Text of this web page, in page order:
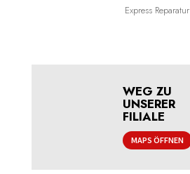
Express Reparatur
WEG ZU
UNSERER
FILIALE
MAPS ÖFFNEN